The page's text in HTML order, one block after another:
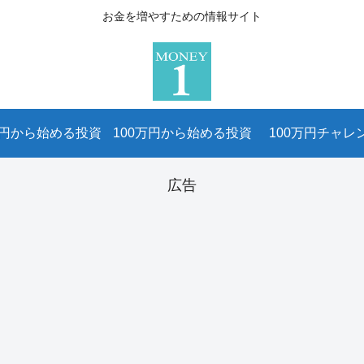
お金を増やすための情報サイト
から始める投資 100万円から始める投資 100万円チャレ
広告